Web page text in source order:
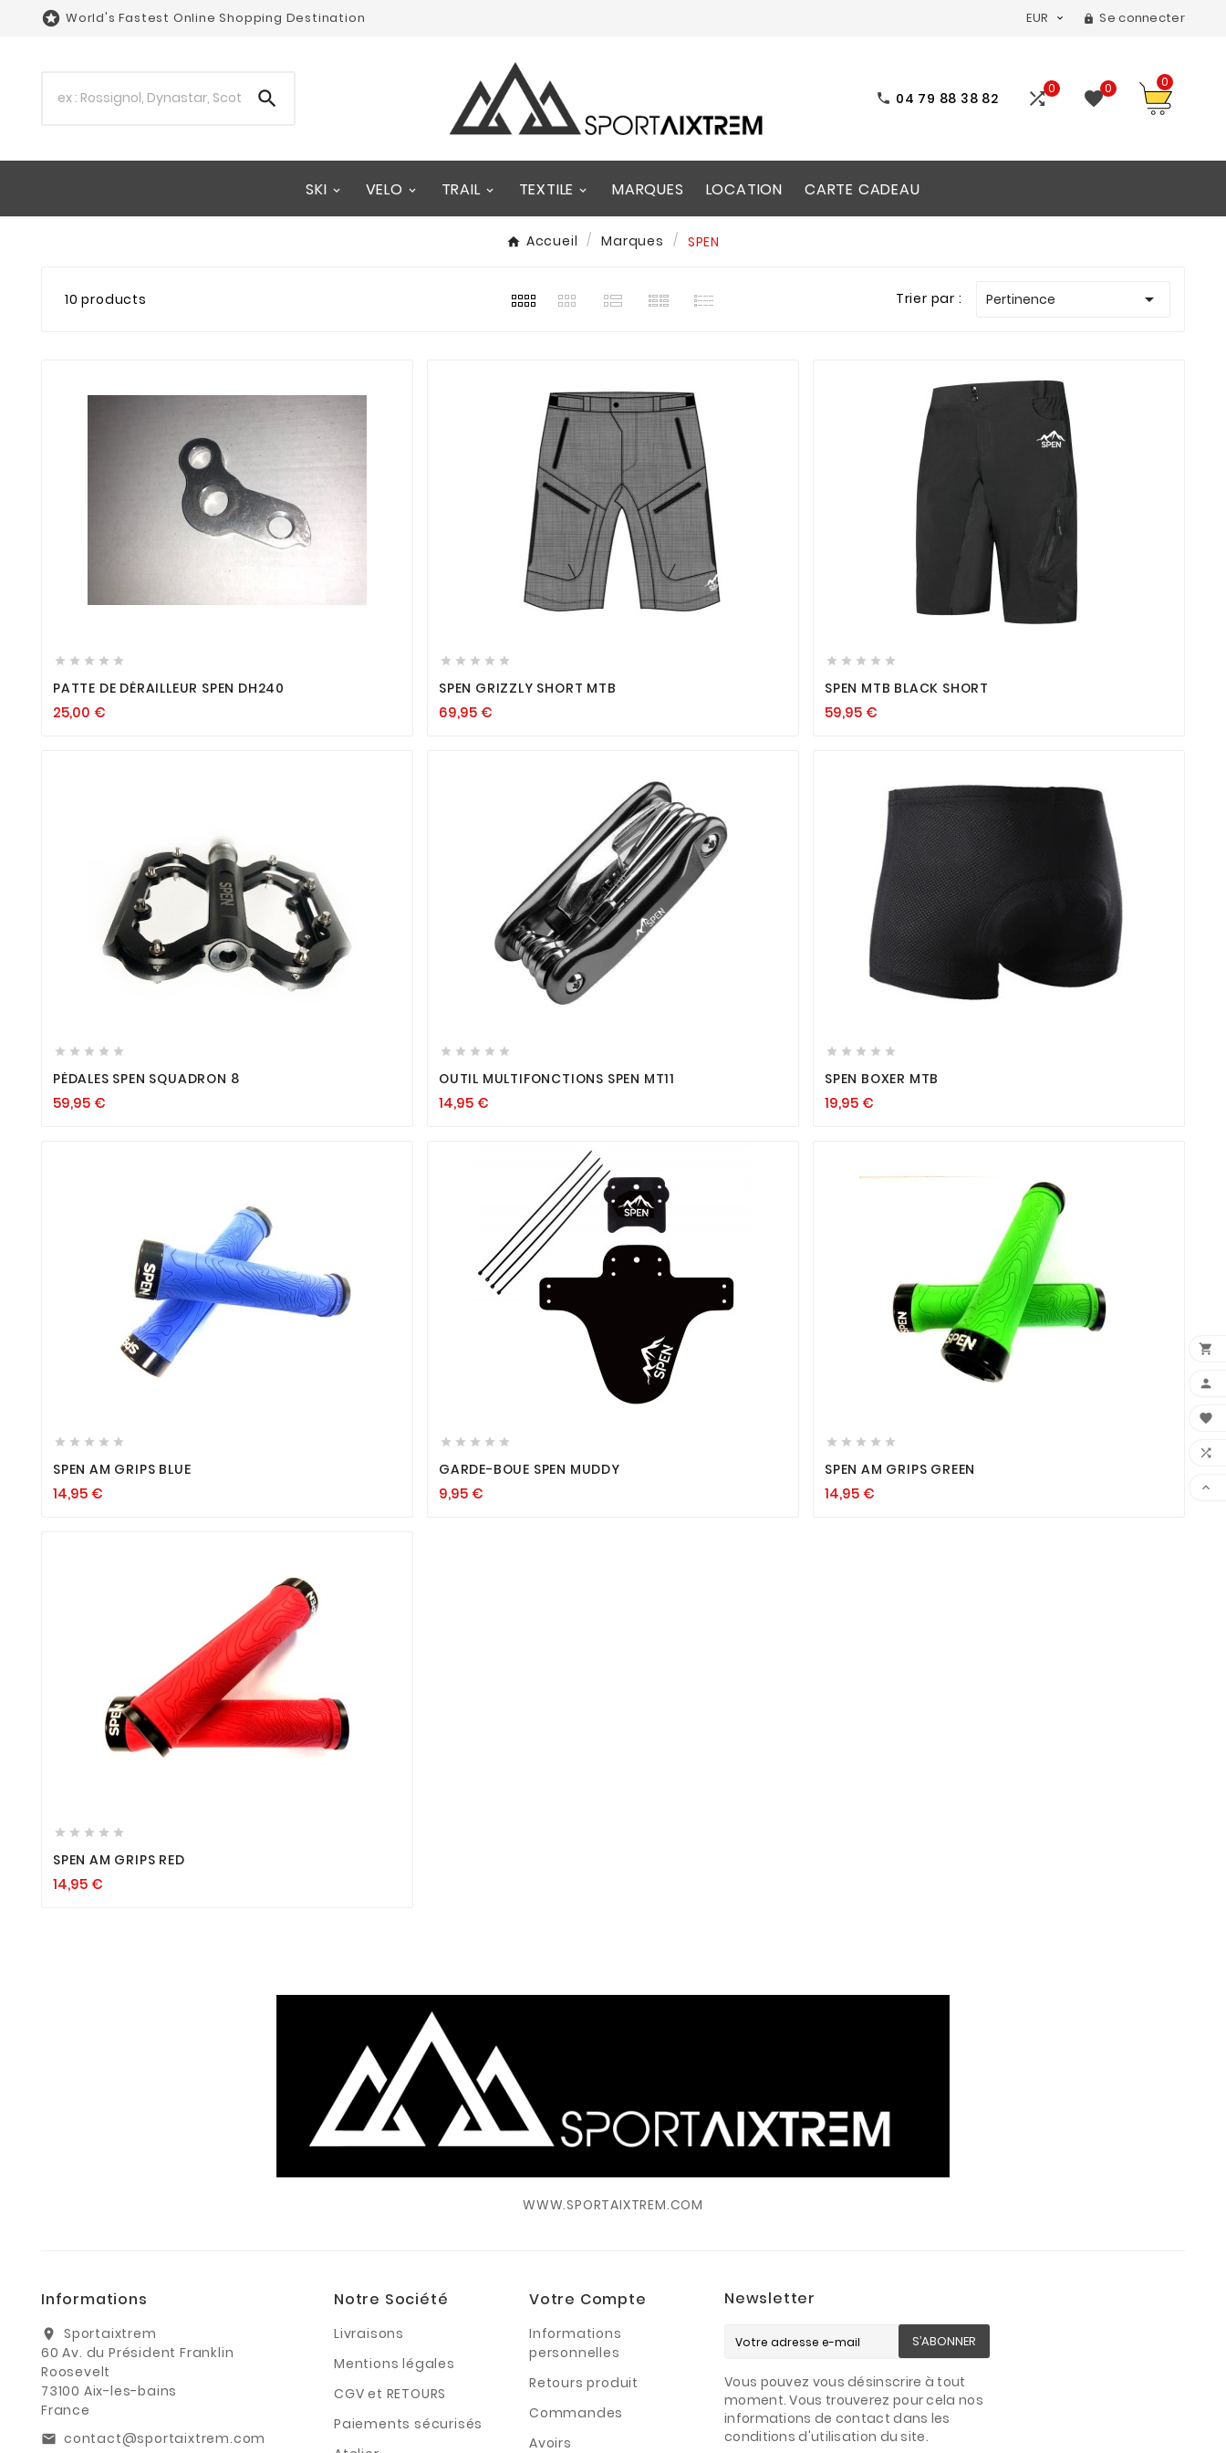
 World's Fastest Online Shopping Destination EUR   Se connecter
  04 79 88 38 82 0 0 0
SKI VELO TRAIL TEXTILE MARQUES LOCATION CARTE CADEAU
Accueil Marques SPEN
10 products Trier par : Pertinence 
    
PATTE DE DÉRAILLEUR SPEN DH240
25,00 €
    
SPEN GRIZZLY SHORT MTB
69,95 €
   
    
SPEN MTB BLACK SHORT
59,95 €
    
PÉDALES SPEN SQUADRON 8
59,95 €
    
OUTIL MULTIFONCTIONS SPEN MT11
14,95 €
    
SPEN BOXER MTB
19,95 €
    
SPEN AM GRIPS BLUE
14,95 €

    
GARDE-BOUE SPEN MUDDY
9,95 €
    
SPEN AM GRIPS GREEN
14,95 €
    
SPEN AM GRIPS RED
14,95 €
WWW.SPORTAIXTREM.COM
Informations
location_on
Sportaixtrem
60 Av. du Président Franklin
Roosevelt
73100 Aix-les-bains
France
email contact@sportaixtrem.com
Notre Société
Livraisons
Mentions légales
CGV et RETOURS
Paiements sécurisés
Votre Compte
Informations
personnelles
Retours produit
Commandes
Avoirs
Newsletter
S’ABONNER
Vous pouvez vous désinscrire à tout
moment. Vous trouverez pour cela nos
informations de contact dans les
conditions d'utilisation du site.




